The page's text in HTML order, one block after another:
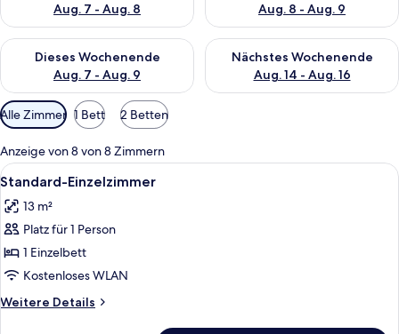
Aug. 7 - Aug. 8
Aug. 8 - Aug. 9
Dieses Wochenende
Aug. 7 - Aug. 9
Überprüfe die Verfügbarkeit für dieses Wochenende, Aug. 7
Nächstes Wochenende
Aug. 14 - Aug. 16
Überprüfe die Verfügbarkeit
Verfügbare
Filter
für
Zimmer
Alle Zimmer 1 Bett 2 Betten
Anzeige von 8 von 8 Zimmern
Alle
Fotos
für
Standard-
Einzelzimmer
anzeigen
Ein Hotelzimmer mit Bett,
3
Standard-Einzelzimmer
13 m²
Platz für 1 Person
1 Einzelbett
Kostenloses WLAN
Weitere Details
Weitere